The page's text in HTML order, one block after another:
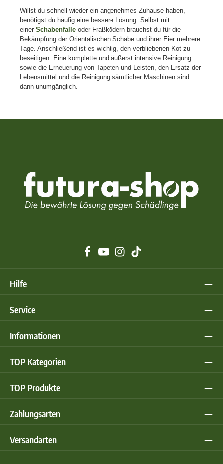
Willst du schnell wieder ein angenehmes Zuhause haben,
benötigst du häufig eine bessere Lösung. Selbst mit
einer Schabenfalle oder Fraßködern brauchst du für die
Bekämpfung der Orientalischen Schabe und ihrer Eier mehrere
Tage. Anschließend ist es wichtig, den verbliebenen Kot zu
beseitigen. Eine komplette und äußerst intensive Reinigung
sowie die Erneuerung von Tapeten und Leisten, den Ersatz der
Lebensmittel und die Reinigung sämtlicher Maschinen sind
dann unumgänglich.
Hilfe
Service
Informationen
TOP Kategorien
TOP Produkte
Zahlungsarten
Versandarten